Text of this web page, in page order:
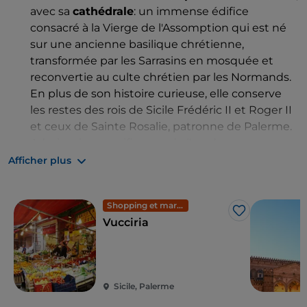
avec sa cathédrale: un immense édifice
consacré à la Vierge de l'Assomption qui est né
sur une ancienne basilique chrétienne,
transformée par les Sarrasins en mosquée et
reconvertie au culte chrétien par les Normands.
En plus de son histoire curieuse, elle conserve
les restes des rois de Sicile Frédéric II et Roger II
et ceux de Sainte Rosalie, patronne de Palerme.
monuments emblématiques de Palerme :
Normands. Les appartements sont ornés de
mosaïques et de fresques réalisées à différentes
époques et la
décorée des plus belles mosaïques byzantines
de toute la Sicile. N'oubliez pas de lever les yeux
pour admirer les mosaïques d'origine islamique
Afficher plus
Shopping et marchés
J’aime
Vucciria
Sicile, Palerme